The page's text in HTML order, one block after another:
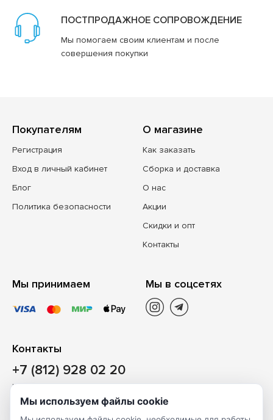
ПОСТПРОДАЖНОЕ СОПРОВОЖДЕНИЕ
Мы помогаем своим клиентам и после
совершения покупки
Покупателям
Регистрация
Вход в личный кабинет
Блог
Политика безопасности
О магазине
Как заказать
Сборка и доставка
О нас
Акции
Скидки и опт
Контакты
Мы принимаем Мы в соцсетях
Контакты
+7 (812) 928 02 20
Наш магазин
Санкт-Петербург, ул. Ворошилова, д. 2, Литер «Р» (БЦ
Мы используем файлы cookie